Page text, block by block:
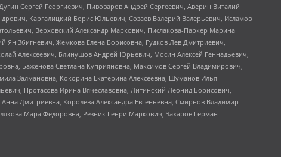
Сергей Георгиевич, Пивоваров Андрей Сергеевич, Аверин Виталий
Каргалицкий Борис Юльевич, Созаев Валерий Валерьевич, Исламов
Верховский Александр Маркович, Пислакова-Паркер Марина
Ян Збигневич, Жемкова Елена Борисовна, Гудков Лев Дмитриевич,
Алексеевич, Блинушов Андрей Юрьевич, Мосин Алексей Геннадьевич,
Баженова Светлана Куприяновна, Максимов Сергей Владимирович,
Залмановна, Кокорина Екатерина Алексеевна, Шуманов Илья
Протасова Ирина Вячеславовна, Литинский Леонид Борисович,
Дмитриевна, Королева Александра Евгеньевна, Смирнов Владимир
Мара Федоровна, Резник Генри Маркович, Захаров Герман